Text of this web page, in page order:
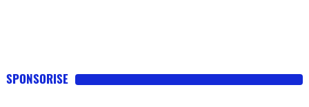
SPONSORISE